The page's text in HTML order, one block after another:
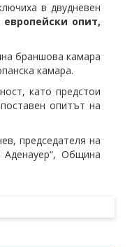
в двудневен
опит,
браншова камара
камара.
като предстои
опитът на
председателя на
Община